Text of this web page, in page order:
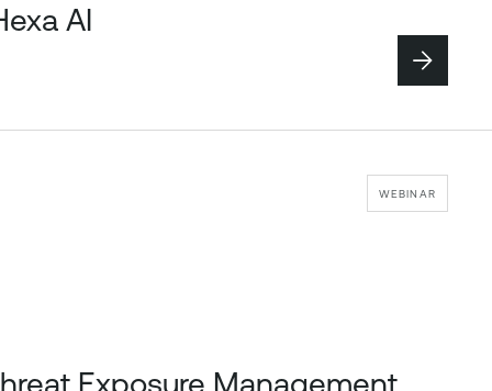
AI
WEBINAR
Exposure Management